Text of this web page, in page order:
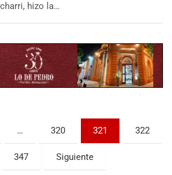
hizo la…
… 320 321 322
347 Siguiente
6